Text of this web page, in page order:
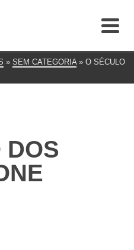
» SEM CATEGORIA » O SÉCULO
DOS